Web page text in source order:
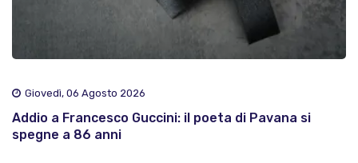
Giovedì, 06 Agosto 2026
Addio a Francesco Guccini: il poeta di Pavana si
spegne a 86 anni